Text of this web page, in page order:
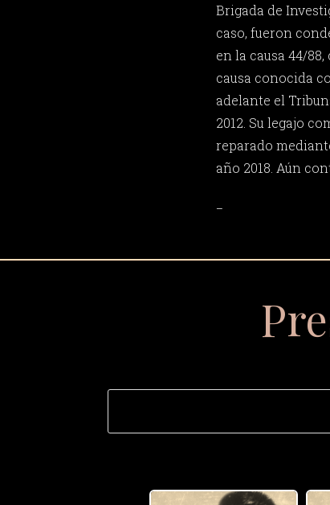
Brigada de
caso, fueron
en la causa 44/
causa conocida
adelante el
2012. Su legajo
reparado
año 2018. Aún